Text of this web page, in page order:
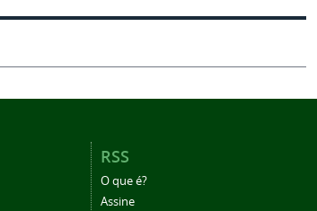
RSS
O que é?
Assine